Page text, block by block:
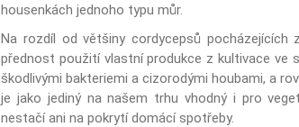
housenkách jednoho typu můr.
Na rozdíl od většiny cordycepsů pocházejících
přednost použití vlastní produkce z kultivace ve
škodlivými bakteriemi a cizorodými houbami, a
je jako jediný na našem trhu vhodný i pro
nestačí ani na pokrytí domácí spotřeby.